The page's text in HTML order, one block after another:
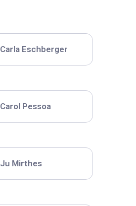
Carla Eschberger
Carol Pessoa
Ju Mirthes